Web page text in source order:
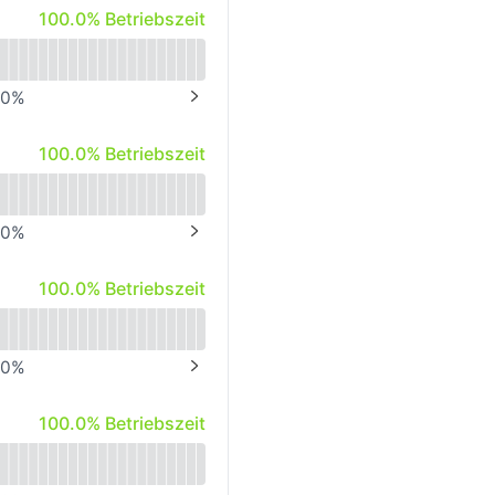
100% - Betriebszeit
100.0% Betriebszeit
%
100% - Betriebszeit
100.0% Betriebszeit
%
100% - Betriebszeit
100.0% Betriebszeit
%
100% - Betriebszeit
100.0% Betriebszeit